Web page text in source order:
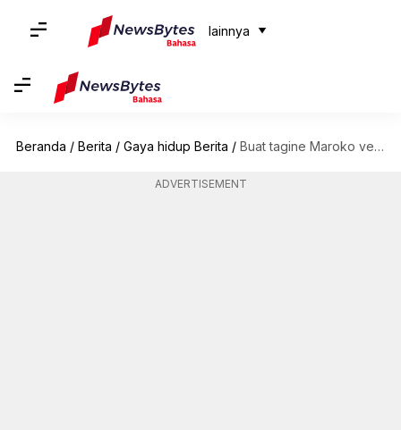
lainnya
Beranda / Berita / Gaya hidup Berita / Buat tagine Maroko vegetarian yang lezat ini di rumah
ADVERTISEMENT